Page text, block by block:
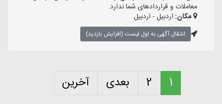
معاملات و قراردادهای شما ندارد.
مکان: اردبیل - اردبیل
انتقال آگهی به اول لیست (افزایش بازدید)
1
2 بعدی آخرین